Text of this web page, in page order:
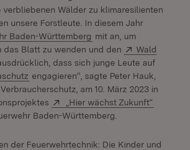
Wälder zu klimaresilienten
unsere Forstleute. In diesem Jahr
Baden-Württemberg (Öffnet in neuem Fenster)
mit an, um
das Blatt zu wenden und den
Extern:
Wald
dass sich junge Leute auf
(Öffnet in neuem Fenster)
engagieren“, sagte Peter Hauk,
am 10. März 2023 in
Extern:
„Hier wächst Zukunft“
Fenster)Baden-Württemberg.
der Feuerwehrtechnik: Die Kinder und